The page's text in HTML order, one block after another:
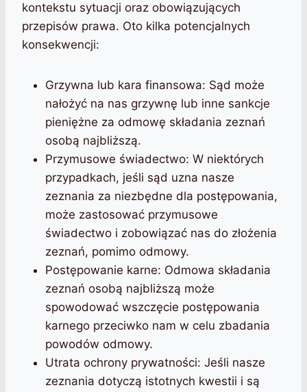
kontekstu sytuacji oraz obowiązujących
przepisów prawa. Oto kilka potencjalnych
konsekwencji:
Grzywna lub kara finansowa: Sąd może
nałożyć na nas grzywnę lub inne sankcje
pieniężne za odmowę składania zeznań
osobą najbliższą.
Przymusowe świadectwo: W niektórych
przypadkach, jeśli sąd uzna nasze
zeznania za niezbędne dla postępowania,
może zastosować przymusowe
świadectwo i zobowiązać nas do złożenia
zeznań, pomimo odmowy.
Postępowanie karne: Odmowa składania
zeznań osobą najbliższą może
spowodować wszczęcie postępowania
karnego przeciwko nam w celu zbadania
powodów odmowy.
Utrata ochrony prywatności: Jeśli nasze
zeznania dotyczą istotnych kwestii i są